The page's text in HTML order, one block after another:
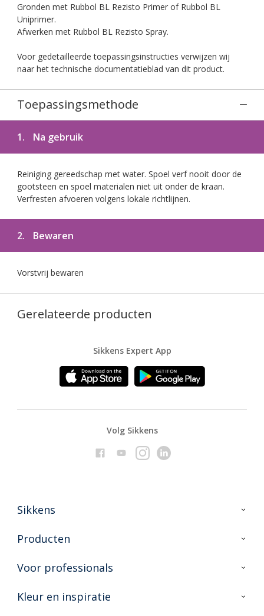
Gronden met Rubbol BL Rezisto Primer of Rubbol BL
Uniprimer.
Afwerken met Rubbol BL Rezisto Spray.
Voor gedetailleerde toepassingsinstructies verwijzen wij
naar het technische documentatieblad van dit product.
Toepassingsmethode
1. Na gebruik
Reiniging gereedschap met water. Spoel verf nooit door de
gootsteen en spoel materialen niet uit onder de kraan.
Verfresten afvoeren volgens lokale richtlijnen.
2. Bewaren
Vorstvrij bewaren
Gerelateerde producten
Sikkens Expert App
Volg Sikkens
Sikkens
Over Sikkens
Duurzaamheid
Producten
Producten voor binnen
Vind je verkooppunt
Voor professionals
Advies & service
Kleur en inspiratie